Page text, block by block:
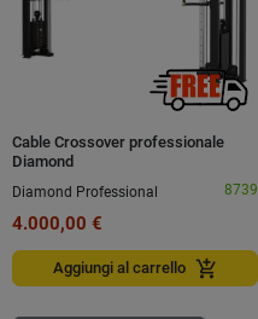
Cable Crossover professionale
Diamond
Diamond Professional
8739
4.000,00 €
Aggiungi al carrello add_shopping_cart